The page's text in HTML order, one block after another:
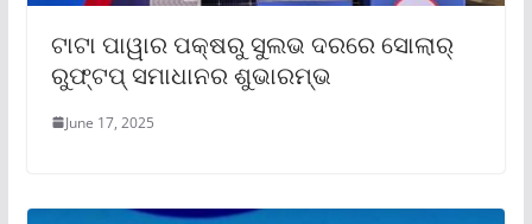
ଟାଟା ପାୱାର ପକ୍ଷରୁ ସୁଲଭ ଦରରେ ସୋଲାର୍
ରୁଫ୍‌ଟପ୍ ସମାଧାନର ଶୁଭାରମ୍ଭ
June 17, 2025